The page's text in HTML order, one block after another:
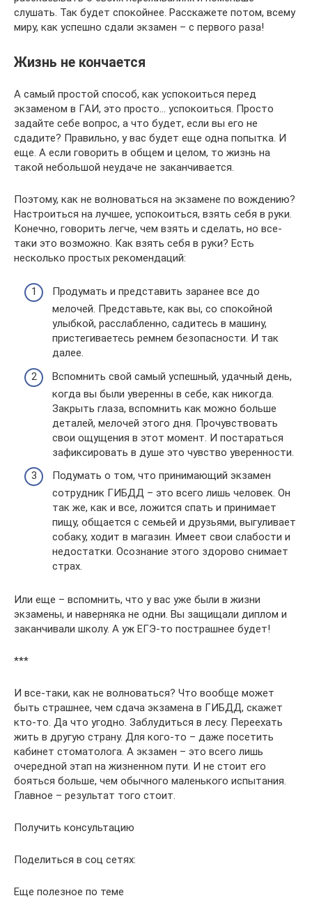
слушать. Так будет спокойнее. Расскажете потом, всему
миру, как успешно сдали экзамен – с первого раза!
Жизнь не кончается
А самый простой способ, как успокоиться перед
экзаменом в ГАИ, это просто… успокоиться. Просто
задайте себе вопрос, а что будет, если вы его не
сдадите? Правильно, у вас будет еще одна попытка. И
еще. А если говорить в общем и целом, то жизнь на
такой небольшой неудаче не заканчивается.
Поэтому, как не волноваться на экзамене по вождению?
Настроиться на лучшее, успокоиться, взять себя в руки.
Конечно, говорить легче, чем взять и сделать, но все-
таки это возможно. Как взять себя в руки? Есть
несколько простых рекомендаций:
Продумать и представить заранее все до
мелочей. Представьте, как вы, со спокойной
улыбкой, расслабленно, садитесь в машину,
пристегиваетесь ремнем безопасности. И так
далее.
Вспомнить свой самый успешный, удачный день,
когда вы были уверенны в себе, как никогда.
Закрыть глаза, вспомнить как можно больше
деталей, мелочей этого дня. Прочувствовать
свои ощущения в этот момент. И постараться
зафиксировать в душе это чувство уверенности.
Подумать о том, что принимающий экзамен
сотрудник ГИБДД – это всего лишь человек. Он
так же, как и все, ложится спать и принимает
пищу, общается с семьей и друзьями, выгуливает
собаку, ходит в магазин. Имеет свои слабости и
недостатки. Осознание этого здорово снимает
страх.
Или еще – вспомнить, что у вас уже были в жизни
экзамены, и наверняка не одни. Вы защищали диплом и
заканчивали школу. А уж ЕГЭ-то пострашнее будет!
***
И все-таки, как не волноваться? Что вообще может
быть страшнее, чем сдача экзамена в ГИБДД, скажет
кто-то. Да что угодно. Заблудиться в лесу. Переехать
жить в другую страну. Для кого-то – даже посетить
кабинет стоматолога. А экзамен – это всего лишь
очередной этап на жизненном пути. И не стоит его
бояться больше, чем обычного маленького испытания.
Главное – результат того стоит.
Получить консультацию
Поделиться в соц сетях:
Еще полезное по теме